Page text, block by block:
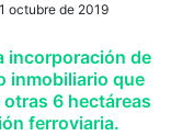
octubre de 2019
incorporación de
inmobiliario que
6 hectáreas
ferroviaria.